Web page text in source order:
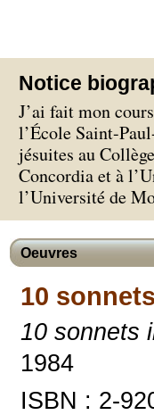
Notice
J’ai fait mon
l’École Saint-
jésuites au
Concordia et à
l’Université de
Oeuvres
10
10 sonnets
1984
ISBN : 2-